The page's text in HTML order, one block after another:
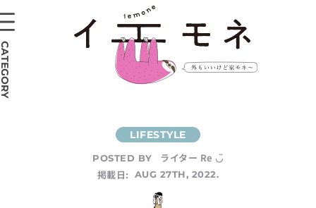
POSTED BY
ライター Re ◡̈
掲載日:
AUG 27TH, 2022.